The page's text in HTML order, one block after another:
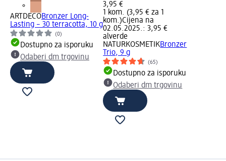
ARTDECOBronzer Long-
Lasting – 30 terracotta, 10 g
(0)
Dostupno za isporuku
Odaberi dm trgovinu
3,95 €
1 kom. (3,95 € za 1
kom.)Cijena na
02.05.2025.: 3,95 €
alverde
NATURKOSMETIKBronzer
Trio, 9 g
(65)
Dostupno za isporuku
Odaberi dm trgovinu